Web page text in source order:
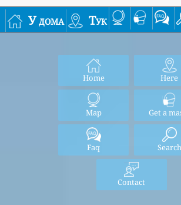
У дома Тук
Home Here
Map Get a
Faq Search
Contact